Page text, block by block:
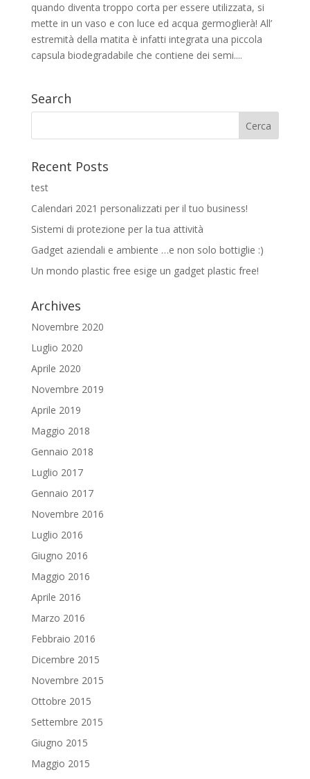
quando diventa troppo corta per essere utilizzata, si
mette in un vaso e con luce ed acqua germoglierà! All’
estremità della matita è infatti integrata una piccola
capsula biodegradabile che contiene dei semi....
Search
Recent Posts
test
Calendari 2021 personalizzati per il tuo business!
Sistemi di protezione per la tua attività
Gadget aziendali e ambiente …e non solo bottiglie :)
Un mondo plastic free esige un gadget plastic free!
Archives
Novembre 2020
Luglio 2020
Aprile 2020
Novembre 2019
Aprile 2019
Maggio 2018
Gennaio 2018
Luglio 2017
Gennaio 2017
Novembre 2016
Luglio 2016
Giugno 2016
Maggio 2016
Aprile 2016
Marzo 2016
Febbraio 2016
Dicembre 2015
Novembre 2015
Ottobre 2015
Settembre 2015
Giugno 2015
Maggio 2015